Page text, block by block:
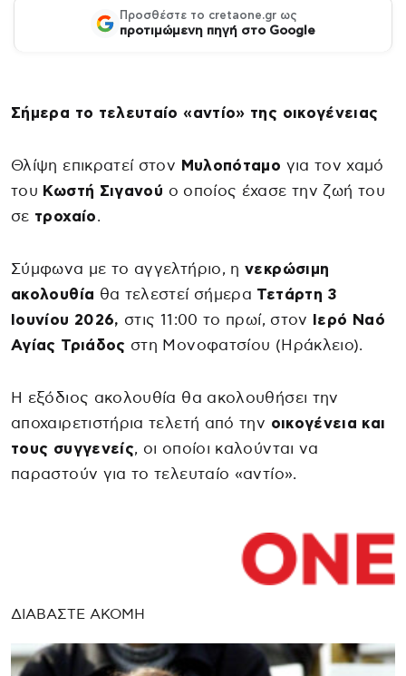
Προσθέστε το cretaone.gr ως
προτιμώμενη πηγή στο Google
Σήμερα το τελευταίο «αντίο» της οικογένειας
Θλίψη επικρατεί στον Μυλοπόταμο για τον χαμό
του Κωστή Σιγανού ο οποίος έχασε την ζωή του
σε τροχαίο.
Σύμφωνα με το αγγελτήριο, ηνεκρώσιμη
ακολουθία θα τελεστεί σήμερα Τετάρτη 3
Ιουνίου 2026, στις 11:00 το πρωί, στον
Ιερό Ναό
Αγίας Τριάδος στη Μονοφατσίου (Ηράκλειο).
Η εξόδιος ακολουθία θα ακολουθήσει την
αποχαιρετιστήρια τελετή από την οικογένεια και
τους συγγενείς, οι οποίοι καλούνται να
παραστούν για το τελευταίο «αντίο».
ΔΙΑΒΑΣΤΕ ΑΚΟΜΗ